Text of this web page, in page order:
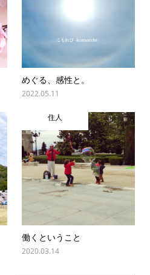
めぐる、感性と。
2022.05.11
住人
働くということ
2020.03.14